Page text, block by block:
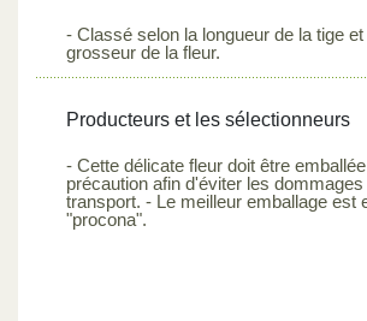
- Classé selon la longueur de la tige et
grosseur de la fleur.
Producteurs et les sélectionneurs
- Cette délicate fleur doit être
précaution afin d'éviter les
transport. - Le meilleur emballage est
"procona".